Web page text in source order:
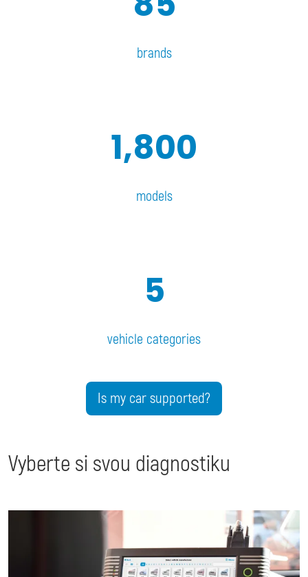
brands
1,800
models
5
vehicle categories
Is my car supported?
Vyberte si svou diagnostiku